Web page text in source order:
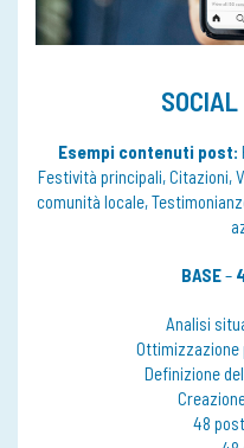
Esempi contenuti post:
Festività principali, Citazioni,
comunità locale,
BASE–
Analisi
Ottimizzazione
Definizione
48